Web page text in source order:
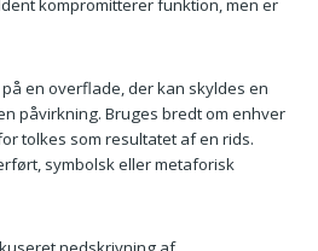
kompromitterer funktion, men er
en overflade, der kan skyldes en
påvirkning. Bruges bredt om enhver
tolkes som resultatet af en rids.
symbolsk eller metaforisk